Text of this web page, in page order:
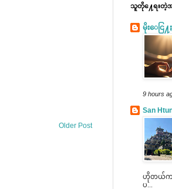
Older Post
သူတို႔ေရးတဲ့
မိုးေငြ
9 hours
San
ဟိုတယ်ကန
ပ...